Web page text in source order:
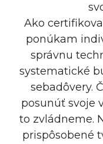
Ako
ponúkam
správnu
systematické
sebadôvery.
posunúť svoje
to zvládneme.
prispôsobené